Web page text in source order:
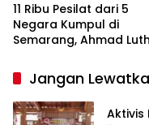
11 Ribu Pesilat dari 5
Negara Kumpul di
Semarang, Ahmad
Bangsa!
Jangan
Aktivis